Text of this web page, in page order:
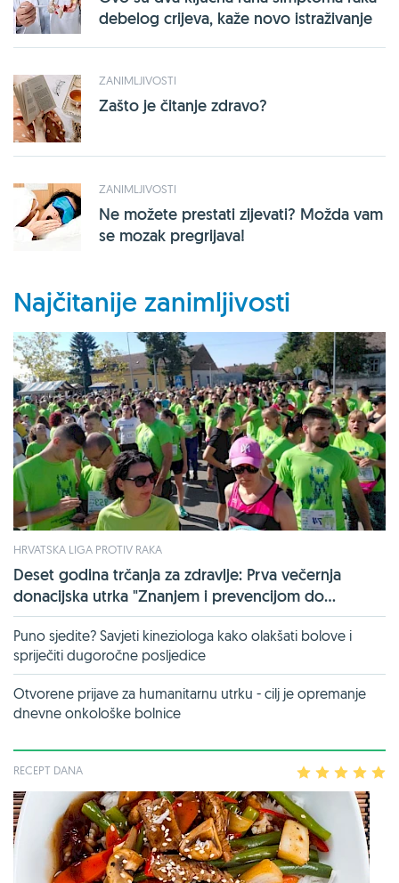
debelog crijeva, kaže novo istraživanje
ZANIMLJIVOSTI
Zašto je čitanje zdravo?
ZANIMLJIVOSTI
Ne možete prestati zijevati? Možda vam
se mozak pregrijava!
Najčitanije zanimljivosti
HRVATSKA LIGA PROTIV RAKA
Deset godina trčanja za zdravlje: Prva večernja
donacijska utrka "Znanjem i prevencijom do...
Puno sjedite? Savjeti kineziologa kako olakšati bolove i
spriječiti dugoročne posljedice
Otvorene prijave za humanitarnu utrku - cilj je opremanje
dnevne onkološke bolnice
RECEPT DANA 2 3 4